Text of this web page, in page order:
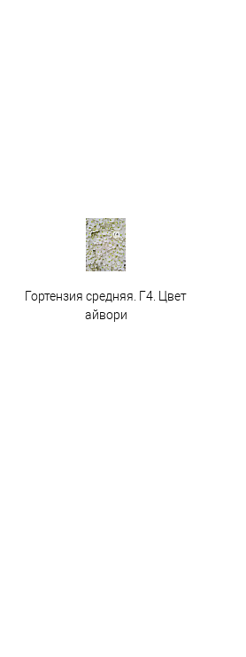
Гортензия средняя. Г4. Цвет
айвори